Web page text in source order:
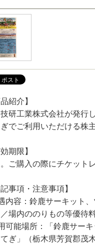
品紹介】
研工業株式会社が発行
でご利用いただける株
効期限】
ご購入の際にチケット
記事項・注意事項】
内容：鈴鹿サーキット
場内ののりもの等優待
可能場所：「鈴鹿サー
ぎ」（栃木県芳賀郡茂木